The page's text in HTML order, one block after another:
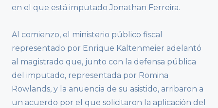
en el que está imputado Jonathan Ferreira.
Al comienzo, el ministerio público fiscal
representado por Enrique Kaltenmeier adelantó
al magistrado que, junto con la defensa pública
del imputado, representada por Romina
Rowlands, y la anuencia de su asistido, arribaron a
un acuerdo por el que solicitaron la aplicación del